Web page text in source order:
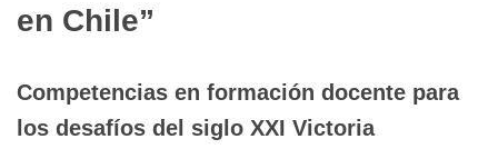
en Chile”
Competencias en formación docente para
los desafíos del siglo XXI Victoria